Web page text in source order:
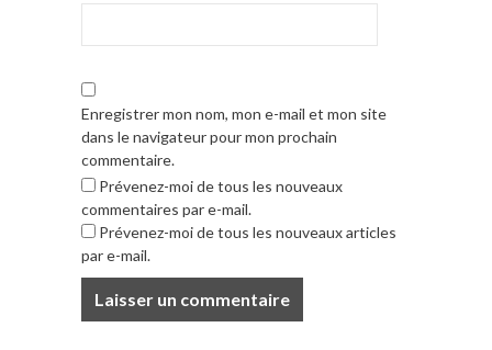
Enregistrer mon nom, mon e-mail et mon site
dans le navigateur pour mon prochain
commentaire.
Prévenez-moi de tous les nouveaux
commentaires par e-mail.
Prévenez-moi de tous les nouveaux articles
par e-mail.